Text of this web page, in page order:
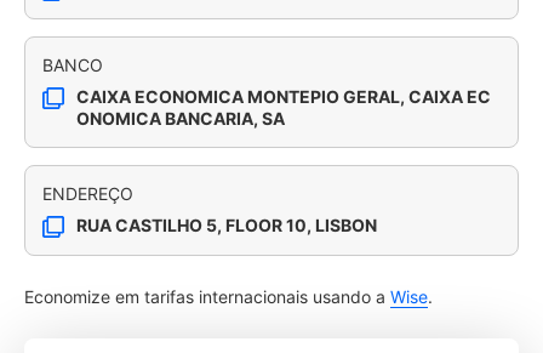
BANCO
CAIXA ECONOMICA MONTEPIO GERAL, CAIXA EC
ONOMICA BANCARIA, SA
ENDEREÇO
RUA CASTILHO 5, FLOOR 10, LISBON
Economize em tarifas internacionais usando a Wise.